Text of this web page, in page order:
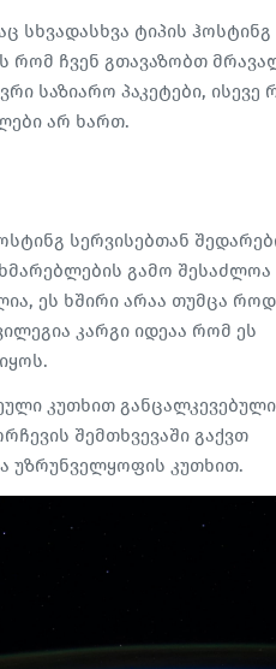
სხვადასხვა ტიპის ჰოსტინგ
რომ ჩვენ გთავაზობთ
საზიარო პაკეტები,
არ ხართ.
სერვისებთან
გამო შესაძლოა
ეს ხშირი არაა თუმცა
კარგი იდეაა რომ ეს
კუთხით
შემთხვევაში გაქვთ
უზრუნველყოფის კუთხით.